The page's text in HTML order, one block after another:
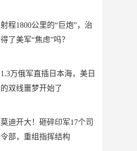
射程1800公里的“巨炮”，治
得了美军“焦虑”吗？
1.3万俄军直插日本海，美日
的双线噩梦开始了
莫迪开大！砸碎印军17个司
令部，重组指挥结构